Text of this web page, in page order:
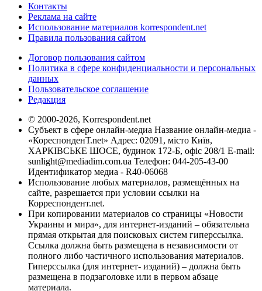
Контакты
Реклама на сайте
Использование материалов korrespondent.net
Правила пользования сайтом
Договор пользования сайтом
Политика в сфере конфиденциальности и персональных
данных
Пользовательское соглашение
Редакция
© 2000-2026, Korrespondent.net
Субъект в сфере онлайн-медиа Название онлайн-медиа -
«КореспонденТ.net» Адрес: 02091, місто Київ,
ХАРКІВСЬКЕ ШОСЕ, будинок 172-Б, офіс 208/1 E-mail:
sunlight@mediadim.com.ua Телефон: 044-205-43-00
Идентификатор медиа - R40-06068
Использование любых материалов, размещённых на
сайте, разрешается при условии ссылки на
Корреспондент.net.
При копировании материалов со страницы «Новости
Украины и мира», для интернет-изданий – обязательна
прямая открытая для поисковых систем гиперссылка.
Ссылка должна быть размещена в независимости от
полного либо частичного использования материалов.
Гиперссылка (для интернет- изданий) – должна быть
размещена в подзаголовке или в первом абзаце
материала.